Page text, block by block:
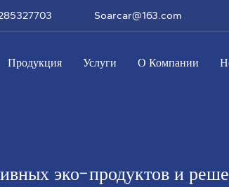
Soarcar@163.com
Продукция Услуги О Компании
эко-продуктов и